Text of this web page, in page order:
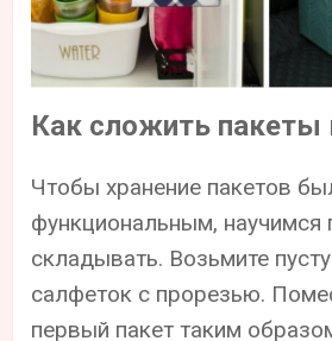
Как сложить пакеты
Чтобы хранение пакетов
функциональным, научимся
складывать. Возьмите
салфеток с прорезью.
первый пакет таким